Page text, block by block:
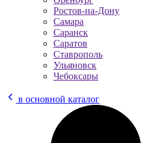
Ростов-на-Дону
Самара
Саранск
Саратов
Ставрополь
Ульяновск
Чебоксары
в основной каталог